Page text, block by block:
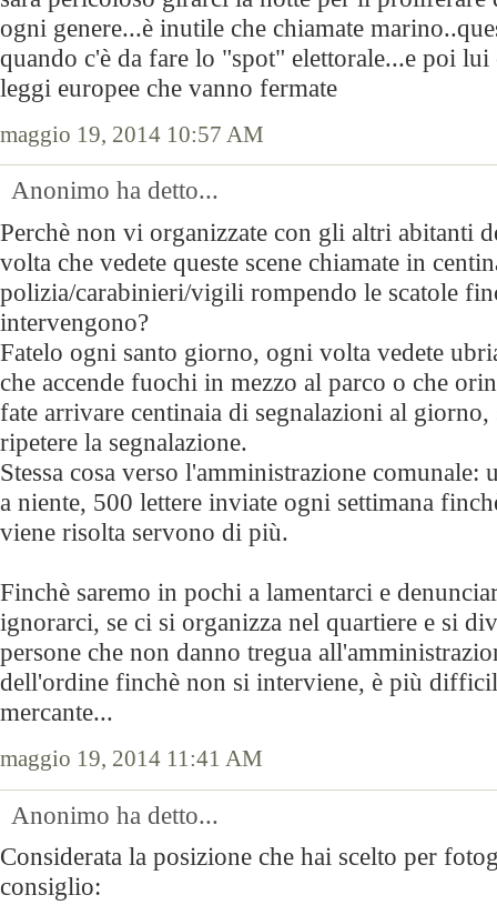
ogni genere...è inutile che chiamate
quando c'è da fare lo "spot" elettorale...e poi lui
leggi europee che vanno fermate
maggio 19, 2014 10:57 AM
Anonimo ha detto...
Perchè non vi organizzate con gli altri abitanti
volta che vedete queste scene chiamate in
polizia/carabinieri/vigili rompendo le scatole
intervengono?
Fatelo ogni santo giorno, ogni volta vedete
che accende fuochi in mezzo al parco o che
fate arrivare centinaia di segnalazioni al giorno,
ripetere la segnalazione.
Stessa cosa verso l'amministrazione comunale:
a niente, 500 lettere inviate ogni settimana
viene risolta servono di più.
Finchè saremo in pochi a lamentarci e
ignorarci, se ci si organizza nel quartiere e si
persone che non danno tregua
dell'ordine finchè non si interviene, è più
mercante...
maggio 19, 2014 11:41 AM
Anonimo ha detto...
Considerata la posizione che hai scelto per
consiglio: